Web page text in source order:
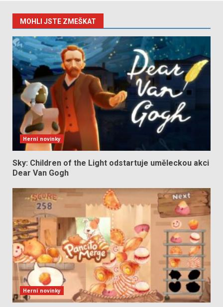
MOHLI JSTE ZMEŠKAT
Herní novinky
Sky: Children of the Light odstartuje uměleckou akci
Dear Van Gogh
Herní novinky